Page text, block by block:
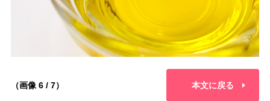
（画像 6 / 7） 本文に戻る